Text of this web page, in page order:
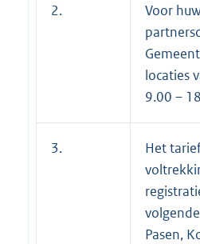
2.
Voor
locaties
9.00 –
3.
Het
Pasen,